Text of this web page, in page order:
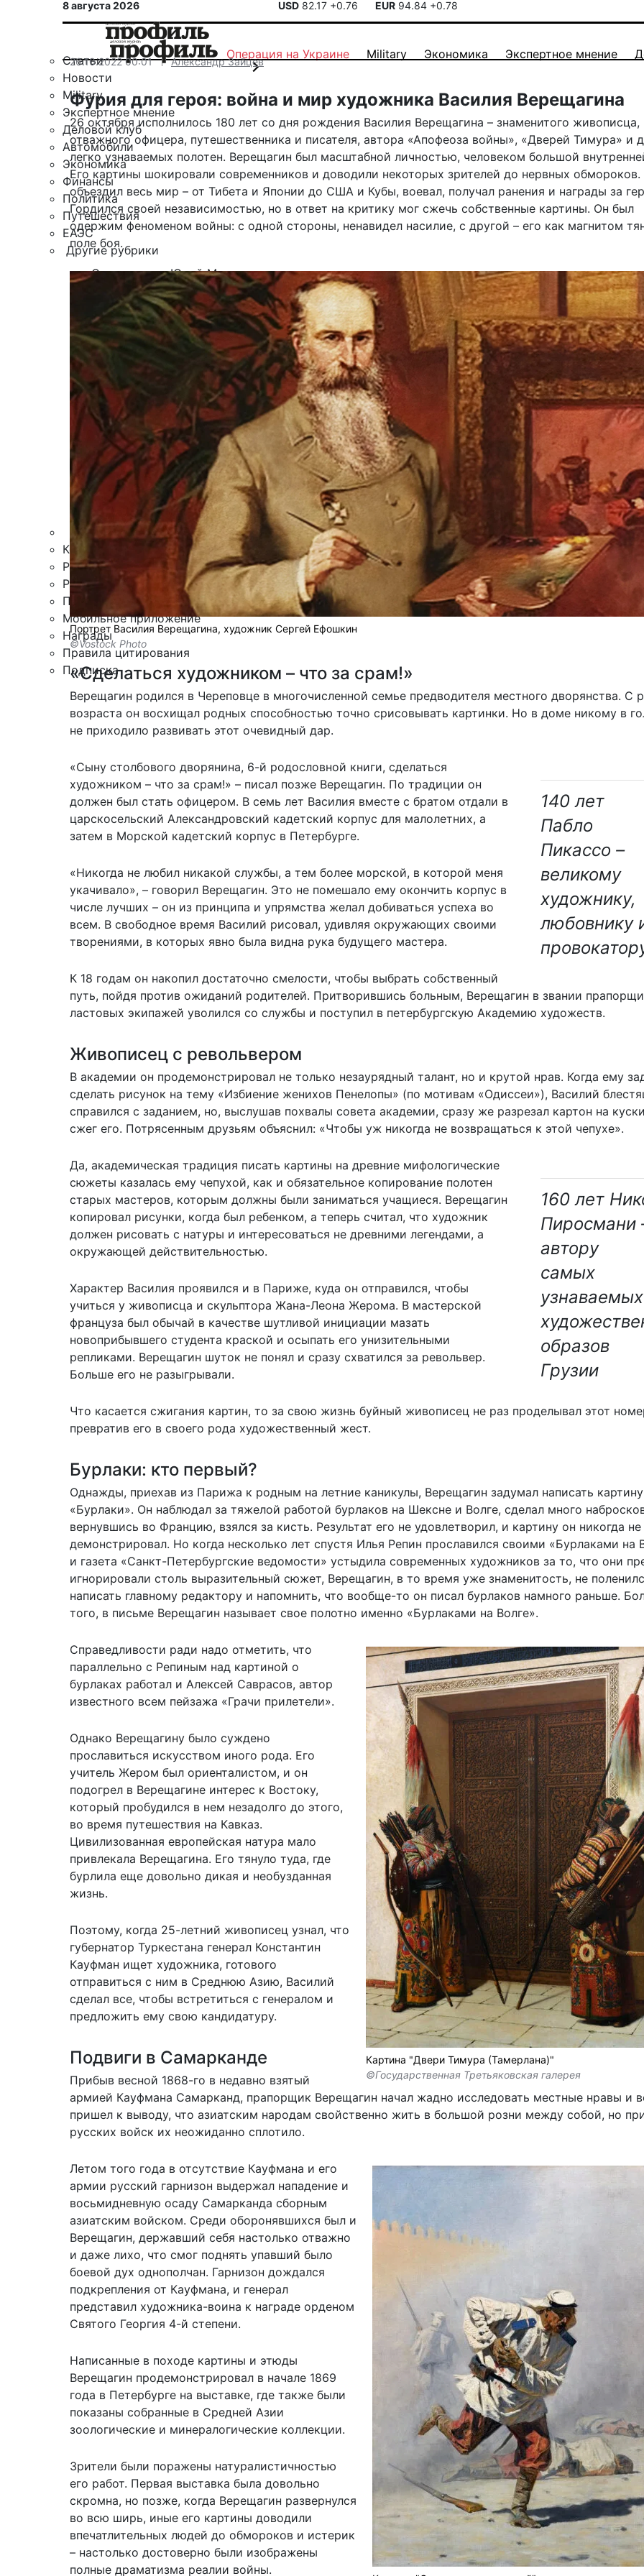
8 августа 2026 USD 82.17 +0.76 EUR 94.84 +0.78
Статьи
Новости
Military
Экспертное мнение
Деловой клуб
Автомобили
Экономика
Финансы
Политика
Путешествия
ЕАЭС
Другие рубрики
Спецпроект «Юрий Мамлеев»
Календарь событий
Зарубежье
Армия
Персона
Наука и Технологии
Культура
Общество
Спорт
Здоровье
Происшествия
Дайджесты
Стиль жизни
Новости партнеров
Интересное
Контакты
Редакция
Рекламная служба
Поиск по сайту
Мобильное приложение
Награды
Правила цитирования
Подписка
Операция на Украине Military Экономика Экспертное мнение
26.10.2022 00:01 Александр Зайцев
Фурия для героя: война и мир художника Василия Верещагина
26 октября исполнилось 180 лет со дня рождения Василия Верещагина – знаменитого живописца,
отважного офицера, путешественника и писателя, автора «Апофеоза войны», «Дверей Тимура» и
легко узнаваемых полотен. Верещагин был масштабной личностью, человеком большой
Его картины шокировали современников и доводили некоторых зрителей до нервных обмороков.
объездил весь мир – от Тибета и Японии до США и Кубы, воевал, получал ранения и награды за
Гордился своей независимостью, но в ответ на критику мог сжечь собственные картины. Он был
одержим феноменом войны: с одной стороны, ненавидел насилие, с другой – его как магнитом
поле боя.
Портрет Василия Верещагина, художник Сергей Ефошкин
©Vostock Photo
«Сделаться художником – что за срам!»
Верещагин родился в Череповце в многочисленной семье предводителя местного дворянства. С
возраста он восхищал родных способностью точно срисовывать картинки. Но в доме никому в
не приходило развивать этот очевидный дар.
140 лет
Пабло
Пикассо –
великому
художнику,
любовнику
«Сыну столбового дворянина, 6-й родословной книги, сделаться
художником – что за срам!» – писал позже Верещагин. По традиции он
должен был стать офицером. В семь лет Василия вместе с братом отдали в
царскосельский Александровский кадетский корпус для малолетних, а
затем в Морской кадетский корпус в Петербурге.
«Никогда не любил никакой службы, а тем более морской, в которой меня
укачивало», – говорил Верещагин. Это не помешало ему окончить корпус в
числе лучших – он из принципа и упрямства желал добиваться успеха во
всем. В свободное время Василий рисовал, удивляя окружающих своими
творениями, в которых явно была видна рука будущего мастера.
К 18 годам он накопил достаточно смелости, чтобы выбрать собственный
путь, пойдя против ожиданий родителей. Притворившись больным, Верещагин в звании
ластовых экипажей уволился со службы и поступил в петербургскую Академию художеств.
Живописец с револьвером
В академии он продемонстрировал не только незаурядный талант, но и крутой нрав. Когда ему
сделать рисунок на тему «Избиение женихов Пенелопы» (по мотивам «Одиссеи»), Василий
справился с заданием, но, выслушав похвалы совета академии, сразу же разрезал картон на
сжег его. Потрясенным друзьям объяснил: «Чтобы уж никогда не возвращаться к этой чепухе».
160 лет
Пиросмани
автору
самых
узнаваемых
образов
Грузии
Да, академическая традиция писать картины на древние мифологические
сюжеты казалась ему чепухой, как и обязательное копирование полотен
старых мастеров, которым должны были заниматься учащиеся. Верещагин
копировал рисунки, когда был ребенком, а теперь считал, что художник
должен рисовать с натуры и интересоваться не древними легендами, а
окружающей действительностью.
Характер Василия проявился и в Париже, куда он отправился, чтобы
учиться у живописца и скульптора Жана-Леона Жерома. В мастерской
француза был обычай в качестве шутливой инициации мазать
новоприбывшего студента краской и осыпать его унизительными
репликами. Верещагин шуток не понял и сразу схватился за револьвер.
Больше его не разыгрывали.
Что касается сжигания картин, то за свою жизнь буйный живописец не раз проделывал этот
превратив его в своего рода художественный жест.
Бурлаки: кто первый?
Однажды, приехав из Парижа к родным на летние каникулы, Верещагин задумал написать картину
«Бурлаки». Он наблюдал за тяжелой работой бурлаков на Шексне и Волге, сделал много
вернувшись во Францию, взялся за кисть. Результат его не удовлетворил, и картину он никогда не
демонстрировал. Но когда несколько лет спустя Илья Репин прославился своими «Бурлаками на
и газета «Санкт-Петербургские ведомости» устыдила современных художников за то, что они
игнорировали столь выразительный сюжет, Верещагин, в то время уже знаменитость, не
написать главному редактору и напомнить, что вообще-то он писал бурлаков намного раньше.
того, в письме Верещагин называет свое полотно именно «Бурлаками на Волге».
Картина "Двери Тимура (Тамерлана)"
©Государственная Третьяковская галерея
Справедливости ради надо отметить, что
параллельно с Репиным над картиной о
бурлаках работал и Алексей Саврасов, автор
известного всем пейзажа «Грачи прилетели».
Однако Верещагину было суждено
прославиться искусством иного рода. Его
учитель Жером был ориенталистом, и он
подогрел в Верещагине интерес к Востоку,
который пробудился в нем незадолго до этого,
во время путешествия на Кавказ.
Цивилизованная европейская натура мало
привлекала Верещагина. Его тянуло туда, где
бурлила еще довольно дикая и необузданная
жизнь.
Поэтому, когда 25-летний живописец узнал, что
губернатор Туркестана генерал Константин
Кауфман ищет художника, готового
отправиться с ним в Среднюю Азию, Василий
сделал все, чтобы встретиться с генералом и
предложить ему свою кандидатуру.
Подвиги в Самарканде
Прибыв весной 1868-го в недавно взятый
армией Кауфмана Самарканд, прапорщик Верещагин начал жадно исследовать местные нравы и
пришел к выводу, что азиатским народам свойственно жить в большой розни между собой, но
русских войск их неожиданно сплотило.
Летом того года в отсутствие Кауфмана и его
армии русский гарнизон выдержал нападение и
восьмидневную осаду Самарканда сборным
азиатским войском. Среди оборонявшихся был и
Верещагин, державший себя настолько отважно
и даже лихо, что смог поднять упавший было
боевой дух однополчан. Гарнизон дождался
подкрепления от Кауфмана, и генерал
представил художника-воина к награде орденом
Святого Георгия 4-й степени.
Написанные в походе картины и этюды
Верещагин продемонстрировал в начале 1869
года в Петербурге на выставке, где также были
показаны собранные в Средней Азии
зоологические и минералогические коллекции.
Зрители были поражены натуралистичностью
его работ. Первая выставка была довольно
скромна, но позже, когда Верещагин развернулся
во всю ширь, иные его картины доводили
впечатлительных людей до обмороков и истерик
– настолько достоверно были изображены
полные драматизма реалии войны.